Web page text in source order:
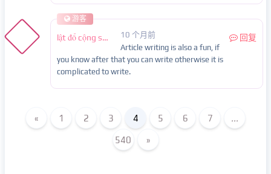
游客
回复
lật đổ cộng sản
10 个月前
Article writing is also a fun, if
you know after that you can write otherwise it is
complicated to write.
« 1 2 3 4 5 6 7 ...
540 »